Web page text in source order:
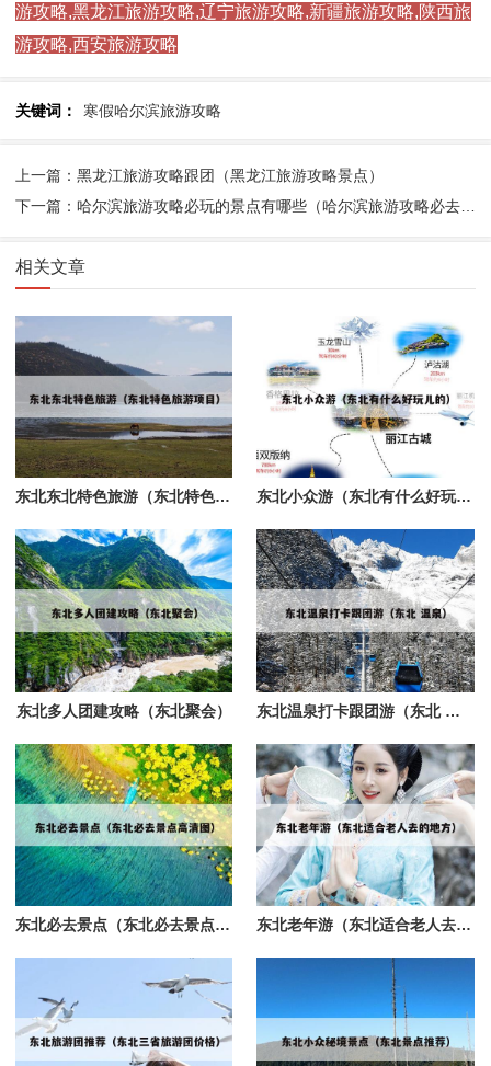
游攻略,黑龙江旅游攻略,辽宁旅游攻略,新疆旅游攻略,陕西旅
游攻略,西安旅游攻略
关键词： 寒假哈尔滨旅游攻略
上一篇：黑龙江旅游攻略跟团（黑龙江旅游攻略景点）
相关文章
东北东北特色旅游（东北特色旅游项目） 东北小众游（东北有什么好玩儿的）
东北多人团建攻略（东北聚会） 东北温泉打卡跟团游（东北 温泉）
东北必去景点（东北必去景点高清图） 东北老年游（东北适合老人去的地方）